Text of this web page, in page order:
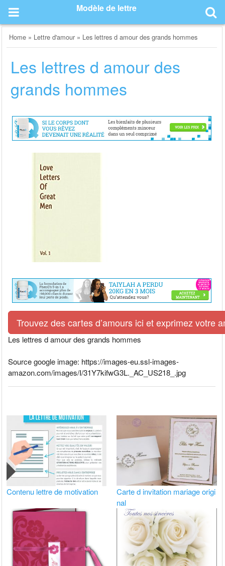
content
Modèle de lettre
Home » Lettre d'amour » Les lettres d amour des grands hommes
Les lettres d amour des
grands hommes
Trouvez des cartes d’amours ici et exprimez votre
Les lettres d amour des grands hommes
Source google image: https://images-eu.ssl-images-
amazon.com/images/I/31Y7kifwG3L._AC_US218_.jpg
Contenu lettre de motivation
Carte d invitation mariage origi
nal